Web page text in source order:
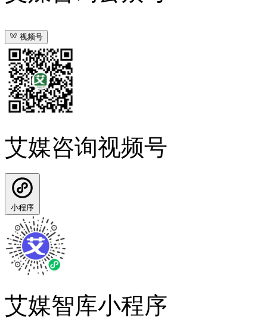
视频号
艾媒咨询视频号
小程序
艾媒智库小程序